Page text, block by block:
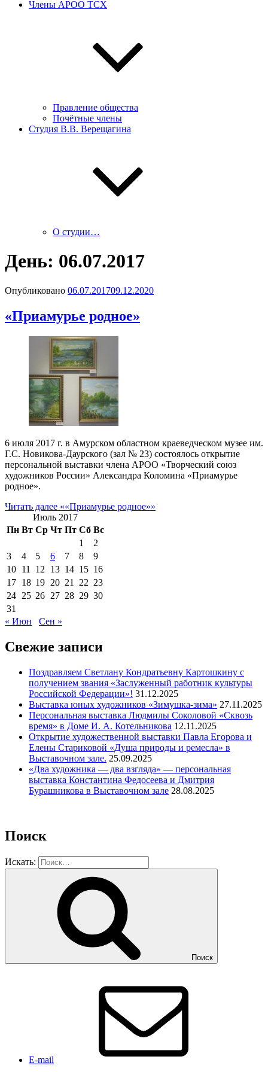
Члены АРОО ТСХ
Правление общества
Почётные члены
Студия В.В. Верещагина
О студии…
День: 06.07.2017
Опубликовано 06.07.201709.12.2020
«Приамурье родное»
6 июля 2017 г. в Амурском областном краеведческом музее им.
Г.С. Новикова-Даурского (зал № 23) состоялось открытие
персональной выставки члена АРОО «Творческий союз
художников России» Александра Коломина «Приамурье
родное».
Читать далее ««Приамурье родное»»
Июль 2017
Пн Вт Ср Чт Пт Сб Вс
1
2
3
4 5 6 7 8
9
10 11 12 13 14 15 16
17 18 19 20 21 22 23
24 25 26 27 28 29 30
31
« Июн
Сен »
Свежие записи
Поздравляем Светлану Кондратьевну Картошкину с
получением звания «Заслуженный работник культуры
Российской Федерации»! 31.12.2025
Выставка юных художников «Зимушка-зима» 27.11.2025
Персональная выставка Людмилы Соколовой «Сквозь
время» в Доме И. А. Котельникова 12.11.2025
Открытие художественной выставки Павла Егорова и
Елены Стариковой «Душа природы и ремесла» в
Выставочном зале. 25.09.2025
«Два художника — два взгляда» — персональная
выставка Константина Федосеева и Дмитрия
Бурашникова в Выставочном зале 28.08.2025
Поиск
Искать:
Поиск
E-mail